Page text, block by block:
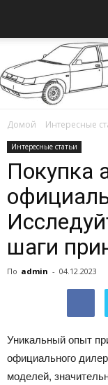
Домой Интересные
Интересные статьи
Покупка
шаги
По admin - 04.12.2023
Уникальный опыт
официального
моделей,